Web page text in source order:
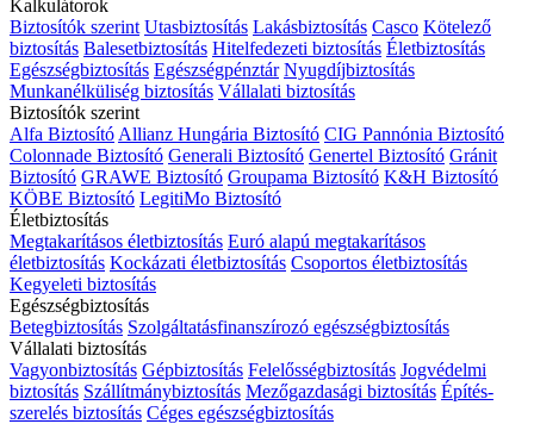
Kalkulátorok
Biztosítók szerint Utasbiztosítás Lakásbiztosítás Casco Kötelező
biztosítás Balesetbiztosítás Hitelfedezeti biztosítás Életbiztosítás
Egészségbiztosítás Egészségpénztár Nyugdíjbiztosítás
Munkanélküliség biztosítás Vállalati biztosítás
Biztosítók szerint
Alfa Biztosító Allianz Hungária Biztosító CIG Pannónia Biztosító
Colonnade Biztosító Generali Biztosító Genertel Biztosító Gránit
Biztosító GRAWE Biztosító Groupama Biztosító K&H Biztosító
KÖBE Biztosító LegitiMo Biztosító
Életbiztosítás
Megtakarításos életbiztosítás Euró alapú megtakarításos
életbiztosítás Kockázati életbiztosítás Csoportos életbiztosítás
Kegyeleti biztosítás
Egészségbiztosítás
Betegbiztosítás Szolgáltatásfinanszírozó egészségbiztosítás
Vállalati biztosítás
Vagyonbiztosítás Gépbiztosítás Felelősségbiztosítás Jogvédelmi
biztosítás Szállítmánybiztosítás Mezőgazdasági biztosítás Építés-
szerelés biztosítás Céges egészségbiztosítás